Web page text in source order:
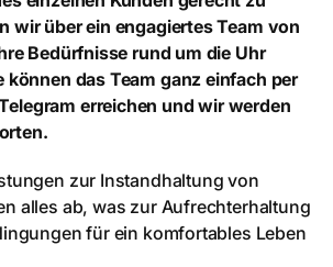
wir über ein engagiertes Team von
Bedürfnisse rund um die Uhr
können das Team ganz einfach per
erreichen und wir werden
zur Instandhaltung von
alles ab, was zur Aufrechterhaltung
für ein komfortables Leben